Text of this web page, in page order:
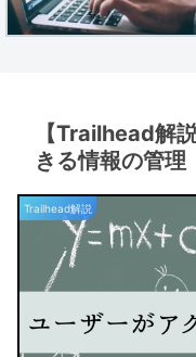
【Trailhead解
きる情報の管理
Trailhead解説